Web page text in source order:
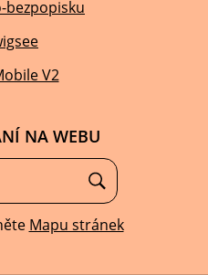
NA WEBU
Mapu stránek